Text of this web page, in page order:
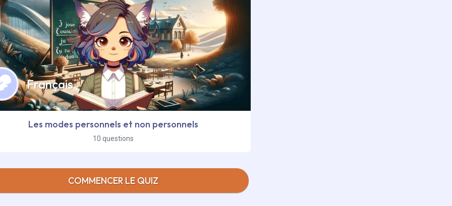
Français
Les modes personnels et non personnels
10 questions
COMMENCER LE QUIZ